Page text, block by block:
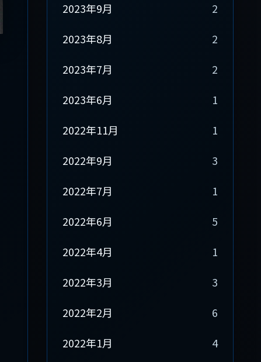
2023年9月
2
2023年8月
2
2023年7月
2
2023年6月
1
2022年11月
1
2022年9月
3
2022年7月
1
2022年6月
5
2022年4月
1
2022年3月
3
2022年2月
6
2022年1月
4